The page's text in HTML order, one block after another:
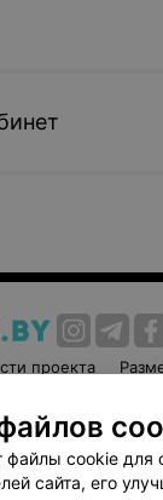
проекта
соглашение
Партнеры
файлы cookie для
сайта, его